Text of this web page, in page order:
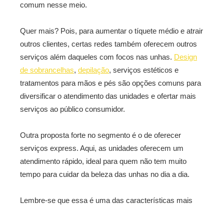
comum nesse meio.
Quer mais? Pois, para aumentar o tíquete médio e atrair
outros clientes, certas redes também oferecem outros
serviços além daqueles com focos nas unhas. Design
de sobrancelhas, depilação, serviços estéticos e
tratamentos para mãos e pés são opções comuns para
diversificar o atendimento das unidades e ofertar mais
serviços ao público consumidor.
Outra proposta forte no segmento é o de oferecer
serviços express. Aqui, as unidades oferecem um
atendimento rápido, ideal para quem não tem muito
tempo para cuidar da beleza das unhas no dia a dia.
Lembre-se que essa é uma das características mais